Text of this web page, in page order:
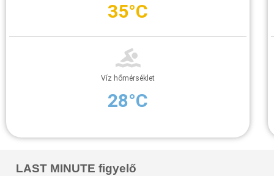
35°C
Víz hőmérséklet
28°C
LAST MINUTE figyelő